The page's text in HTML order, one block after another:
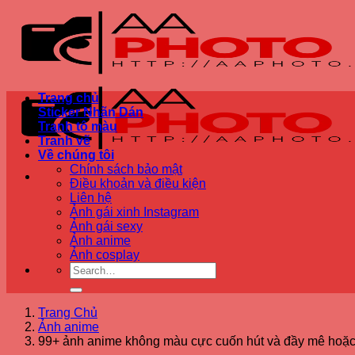
qua
dung
Trang chủ
Sticker Nhãn Dán
Tranh tô màu
Tranh vẽ
Về chúng tôi
Chính sách bảo mật
Điều khoản và điều kiện
Liên hệ
Ảnh gái xinh Instagram
Ảnh gái sexy
Ảnh anime
Ảnh cosplay
Trang Chủ
Ảnh anime
99+ ảnh anime không màu cực cuốn hút và đầy mê hoặc